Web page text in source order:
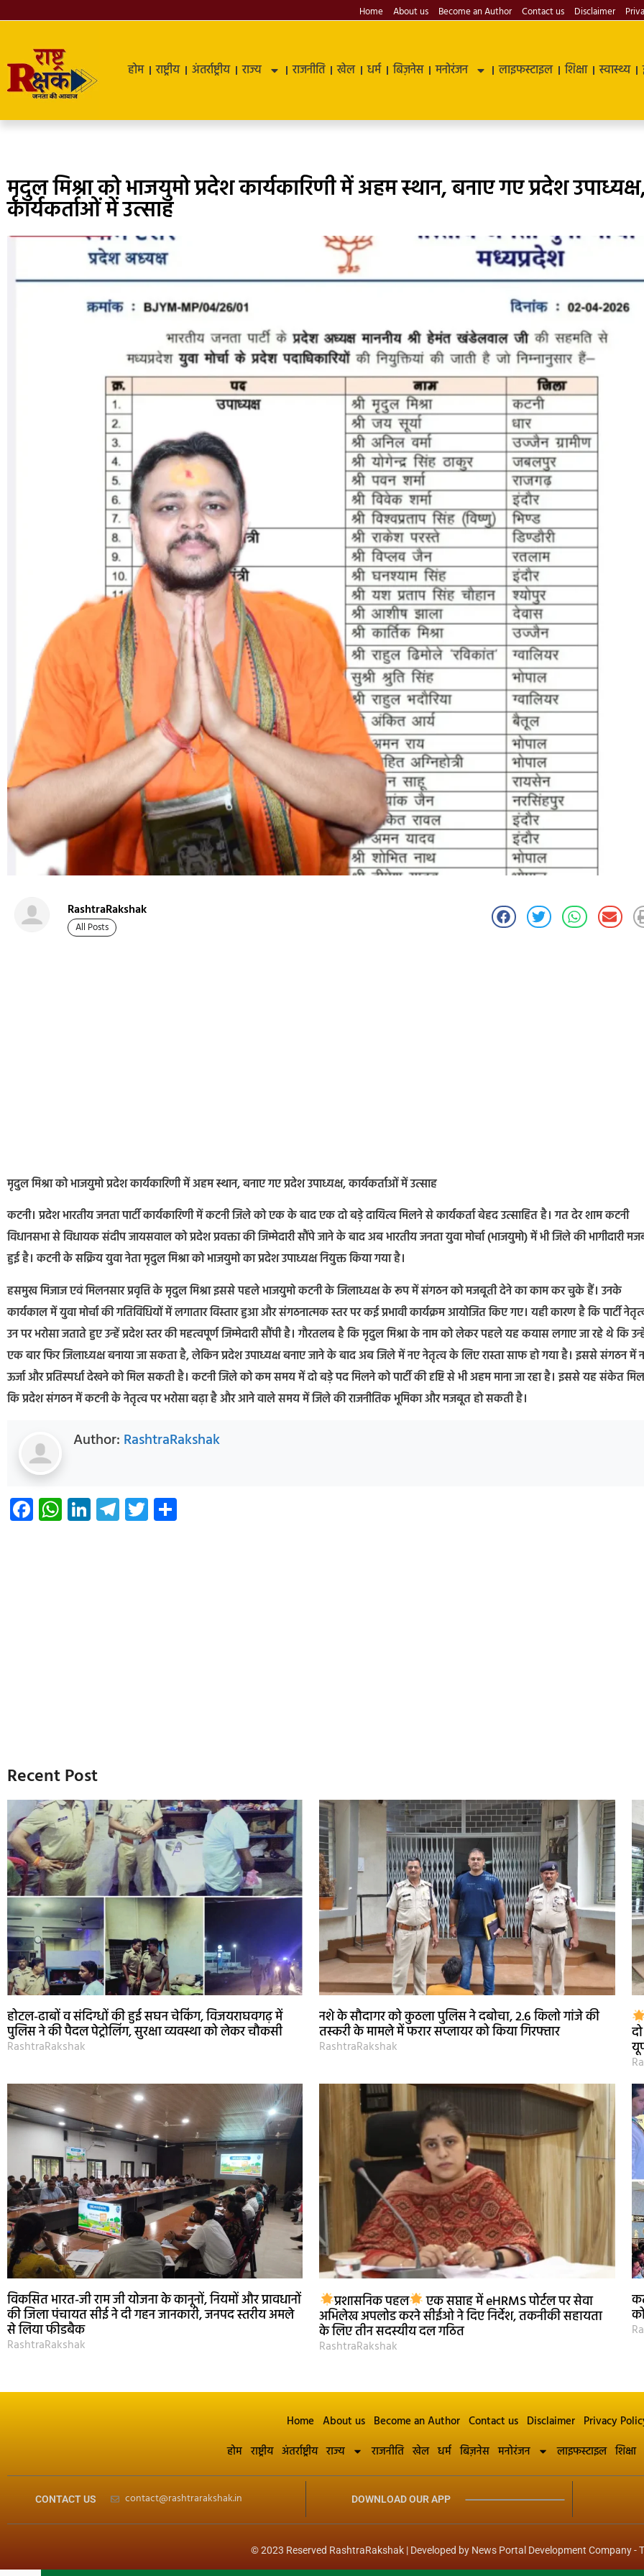
Home About us Become an Author Contact us Disclaimer
होम राष्ट्रीय अंतर्राष्ट्रीय राज्य राजनीति खेल धर्म बिज़नेस मनोरंजन लाइफस्टाइल शिक्षा स्वास्थ्य
मृदुल मिश्रा को भाजयुमो प्रदेश कार्यकारिणी में अहम स्थान, बनाए गए प्रदेश
कार्यकर्ताओं में उत्साह
RashtraRakshak
All Posts
मृदुल मिश्रा को भाजयुमो प्रदेश कार्यकारिणी में अहम स्थान, बनाए गए प्रदेश उपाध्यक्ष, कार्यकर्ताओं में उत्साह
कटनी। प्रदेश भारतीय जनता पार्टी कार्यकारिणी में कटनी जिले को एक के बाद एक दो बड़े दायित्व मिलने से कार्यकर्ता बेहद उत्साहित है। गत देर शाम कटनी
विधानसभा से विधायक संदीप जायसवाल को प्रदेश प्रवक्ता की जिम्मेदारी सौंपे जाने के बाद अब भारतीय जनता युवा मोर्चा (भाजयुमो) में भी जिले की भागीदारी
हुई है। कटनी के सक्रिय युवा नेता मृदुल मिश्रा को भाजयुमो का प्रदेश उपाध्यक्ष नियुक्त किया गया है।
हसमुख मिजाज एवं मिलनसार प्रवृत्ति के मृदुल मिश्रा इससे पहले भाजयुमो कटनी के जिलाध्यक्ष के रूप में संगठन को मजबूती देने का काम कर चुके हैं। उनके
कार्यकाल में युवा मोर्चा की गतिविधियों में लगातार विस्तार हुआ और संगठनात्मक स्तर पर कई प्रभावी कार्यक्रम आयोजित किए गए। यही कारण है कि पार्टी
उन पर भरोसा जताते हुए उन्हें प्रदेश स्तर की महत्वपूर्ण जिम्मेदारी सौंपी है। गौरतलब है कि मृदुल मिश्रा के नाम को लेकर पहले यह कयास लगाए जा रहे थे कि
एक बार फिर जिलाध्यक्ष बनाया जा सकता है, लेकिन प्रदेश उपाध्यक्ष बनाए जाने के बाद अब जिले में नए नेतृत्व के लिए रास्ता साफ हो गया है। इससे संगठन में
ऊर्जा और प्रतिस्पर्धा देखने को मिल सकती है। कटनी जिले को कम समय में दो बड़े पद मिलने को पार्टी की दृष्टि से भी अहम माना जा रहा है। इससे यह संकेत
कि प्रदेश संगठन में कटनी के नेतृत्व पर भरोसा बढ़ा है और आने वाले समय में जिले की राजनीतिक भूमिका और मजबूत हो सकती है।
Author: RashtraRakshak
Facebook
WhatsApp
LinkedIn
Telegram
Twitter
Recent Post
होटल-ढाबों व संदिग्धों की हुई सघन चेकिंग, विजयराघवगढ़ में
पुलिस ने की पैदल पेट्रोलिंग, सुरक्षा व्यवस्था को लेकर चौकसी
RashtraRakshak
नशे के सौदागर को कुठला पुलिस ने दबोचा, 2.6 किलो गांजे की
तस्करी के मामले में फरार सप्लायर को किया गिरफ्तार
RashtraRakshak
विकसित भारत-जी राम जी योजना के कानूनों, नियमों और प्रावधानों
की जिला पंचायत सीई ने दी गहन जानकारी, जनपद स्तरीय अमले
से लिया फीडबैक
RashtraRakshak
प्रशासनिक पहल एक सप्ताह में eHRMS पोर्टल पर सेवा
अभिलेख अपलोड करने सीईओ ने दिए निर्देश, तकनीकी सहायता
के लिए तीन सदस्यीय दल गठित
RashtraRakshak
Home About us Become an Author Contact us Disclaimer Privacy
होम राष्ट्रीय अंतर्राष्ट्रीय राज्य राजनीति खेल धर्म बिज़नेस मनोरंजन लाइफस्टाइल शिक्षा
CONTACT US contact@rashtrarakshak.in DOWNLOAD OUR APP
© 2023 Reserved RashtraRakshak | Developed by News Portal Development Company-